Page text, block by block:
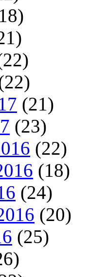
(21)
(23)
(22)
(18)
(24)
(20)
(25)